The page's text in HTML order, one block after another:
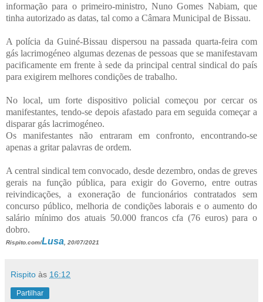
informação para o primeiro-ministro, Nuno Gomes Nabiam, que
tinha autorizado as datas, tal como a Câmara Municipal de Bissau.
A polícia da Guiné-Bissau dispersou na passada quarta-feira com
gás lacrimogéneo algumas dezenas de pessoas que se manifestavam
pacificamente em frente à sede da principal central sindical do país
para exigirem melhores condições de trabalho.
No local, um forte dispositivo policial começou por cercar os
manifestantes, tendo-se depois afastado para em seguida começar a
disparar gás lacrimogéneo.
Os manifestantes não entraram em confronto, encontrando-se
apenas a gritar palavras de ordem.
A central sindical tem convocado, desde dezembro, ondas de greves
gerais na função pública, para exigir do Governo, entre outras
reivindicações, a exoneração de funcionários contratados sem
concurso público, melhoria de condições laborais e o aumento do
salário mínimo dos atuais 50.000 francos cfa (76 euros) para o
dobro.
Rispito.com/Lusa , 20/07/2021
Rispito às 16:12
Partilhar